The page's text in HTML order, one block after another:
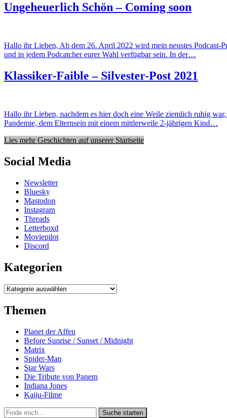
Ungeheuerlich Schön – Coming soon
Hallo ihr Lieben, Ab dem 26. April 2022 wird mein neustes Podcast-
und in jedem Podcatcher eurer Wahl verfügbar sein. In der…
Klassiker-Faible – Silvester-Post 2021
Hallo ihr Lieben, nachdem es hier doch eine Weile ziemlich ruhig
Pandemie, dem Elternsein mit einem mittlerweile 2-jährigen Kind…
Lies mehr Geschichten auf unserer Startseite
Social Media
Newsletter
Bluesky
Mastodon
Instagram
Threads
Letterboxd
Moviepilot
Discord
Kategorien
Kategorien
Themen
Planet der Affen
Before Sunrise / Sunset / Midnight
Matrix
Spider-Man
Star Wars
Die Tribute von Panem
Indiana Jones
Kaiju-Filme
Suche
Suche starten